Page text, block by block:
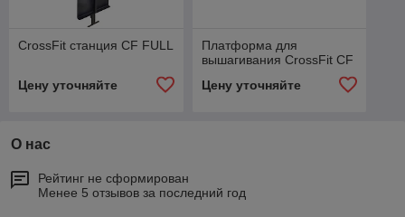
CrossFit станция CF FULL
Цену уточняйте
Платформа для
вышагивания CrossFit CF
Цену уточняйте
О нас
Рейтинг не сформирован
Менее 5 отзывов за последний год